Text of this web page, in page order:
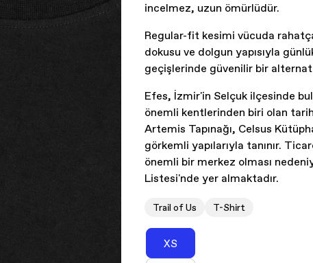
incelmez, uzun ömürlüdür.
Regular-fit kesimi vücuda
dokusu ve dolgun yapısıyla
geçişlerinde güvenilir bir
Efes, İzmir'in Selçuk ilçesinde
önemli kentlerinden biri olan
Artemis Tapınağı, Celsus
görkemli yapılarıyla tanınır.
önemli bir merkez olması
Listesi'nde yer almaktadır.
T-Shirt
Trail of Us
XSVaryasyon